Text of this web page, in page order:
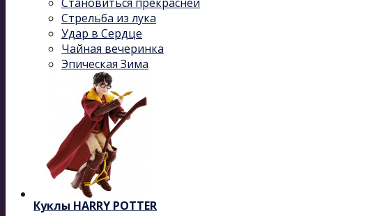
Стрельба из лука
Удар в Сердце
Чайная вечеринка
Эпическая Зима
Куклы HARRY POTTER